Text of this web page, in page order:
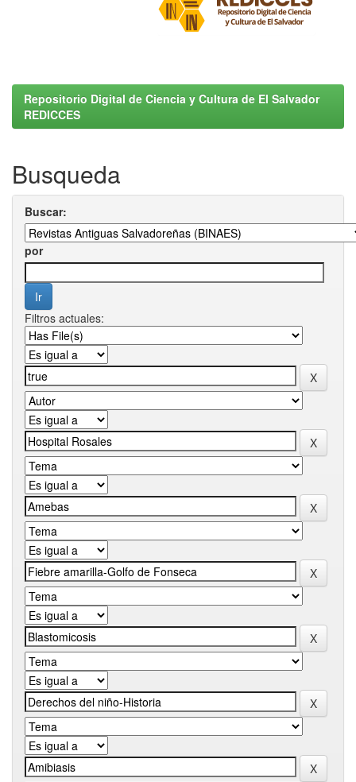
Repositorio Digital de Ciencia y Cultura de El Salvador
REDICCES
Busqueda
Buscar:
por
Filtros actuales: